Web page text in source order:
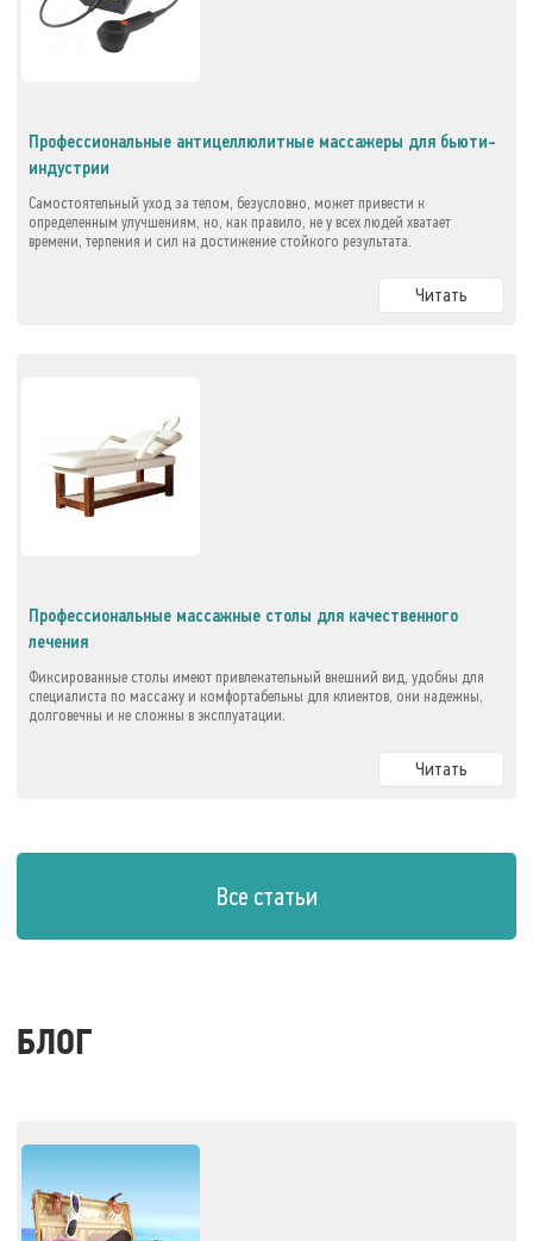
Профессиональные антицеллюлитные массажеры для бьюти-
индустрии
Самостоятельный уход за телом, безусловно, может привести к
определенным улучшениям, но, как правило, не у всех людей хватает
времени, терпения и сил на достижение стойкого результата.
Читать
Профессиональные массажные столы для качественного
лечения
Фиксированные столы имеют привлекательный внешний вид, удобны для
специалиста по массажу и комфортабельны для клиентов, они надежны,
долговечны и не сложны в эксплуатации.
Читать
Все статьи
БЛОГ